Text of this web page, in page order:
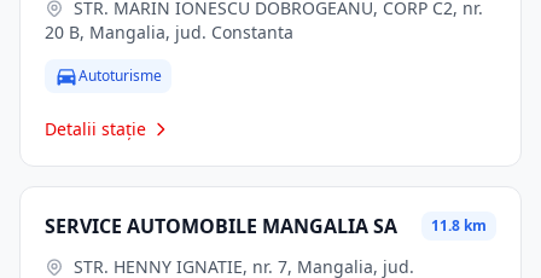
20 B, Mangalia, jud. Constanta
Autoturisme
Detalii stație
SERVICE AUTOMOBILE MANGALIA SA 11.8 km